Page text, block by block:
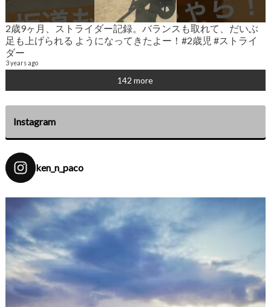
2歳9ヶ月、ストライダー記録。バランスも取れて、だいぶ
足も上げられる ようになってきたよー！#2歳児 #ストライ
ダー
3 years ago
142 more
Instagram
ken_n_paco